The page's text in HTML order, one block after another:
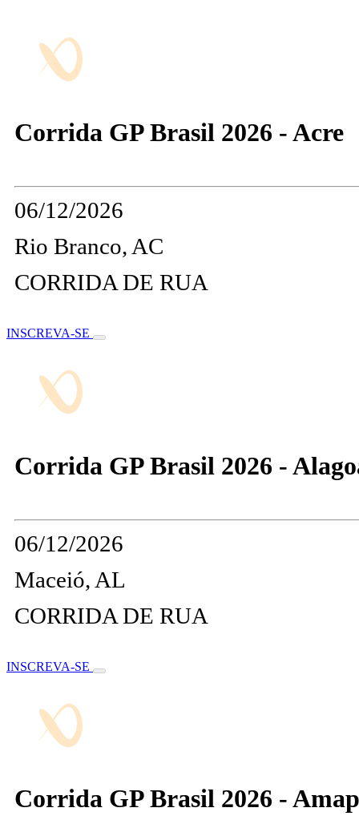
Corrida GP Brasil 2026 - Acre
06/12/2026
Rio Branco, AC
CORRIDA DE RUA
INSCREVA-SE
Corrida GP Brasil 2026 -
06/12/2026
Maceió, AL
CORRIDA DE RUA
INSCREVA-SE
Corrida GP Brasil 2026 -